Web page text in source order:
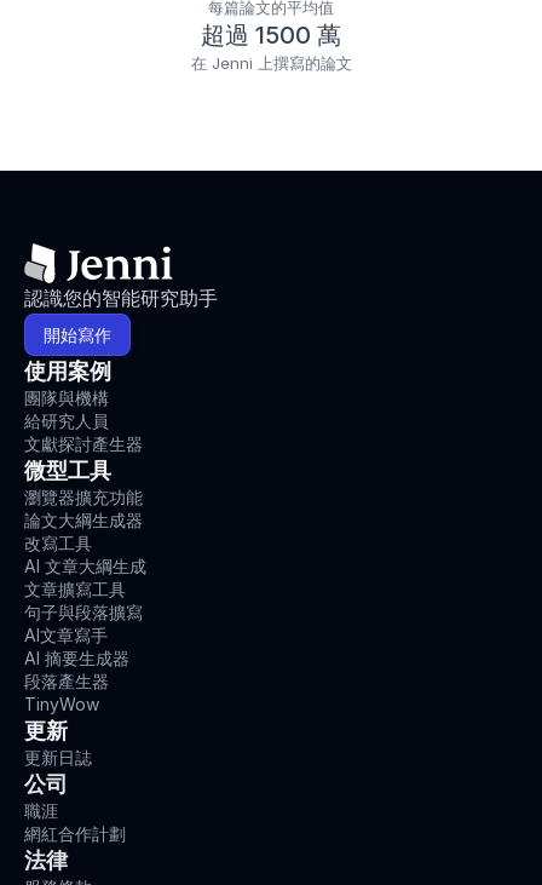
每篇論文的平均值
超過 1500 萬
在 Jenni 上撰寫的論文
認識您的智能研究助手
開始寫作
使用案例
團隊與機構
給研究人員
文獻探討產生器
微型工具
瀏覽器擴充功能
論文大綱生成器
改寫工具
AI 文章大綱生成
文章擴寫工具
句子與段落擴寫
AI文章寫手
AI 摘要生成器
段落產生器
TinyWow
更新
更新日誌
公司
職涯
網紅合作計劃
法律